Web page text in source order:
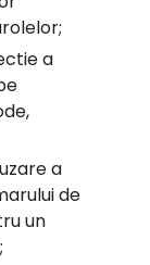
a
a
de
un